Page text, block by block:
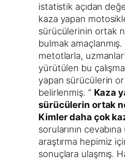
istatistik açıdan
kaza yapan
sürücülerinin ortak
bulmak amaçlanmış.
metotlarla,
yürütülen bu
yapan sürücülerin
belirlenmiş. “ Kaza
sürücülerin ortak
Kimler daha çok
sorularının
araştırma hepimiz
sonuçlara ulaşmış.